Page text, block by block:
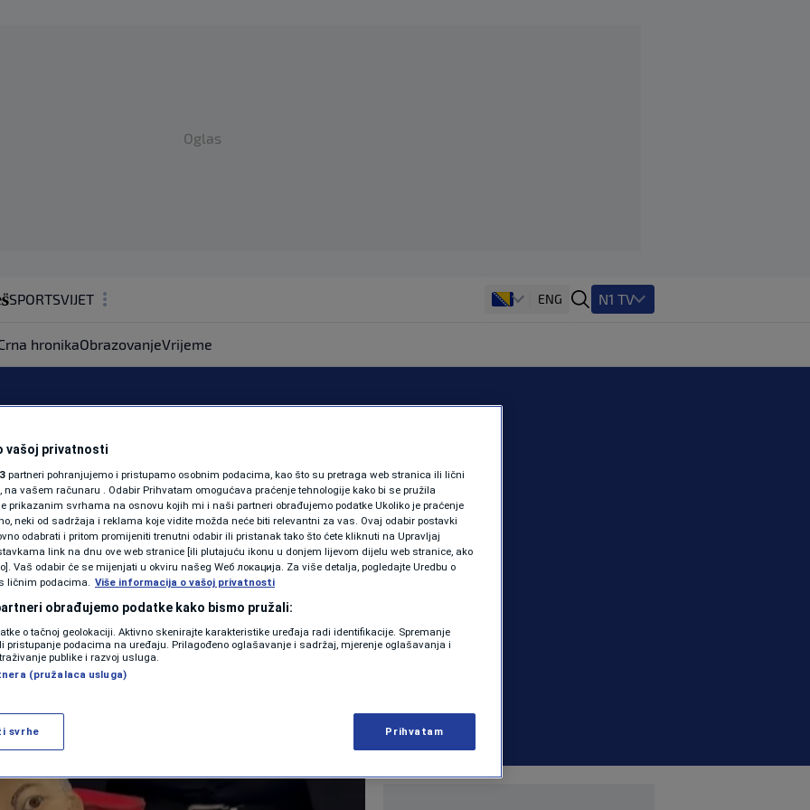
Oglas
SPORTSVIJET
ZDRAVLJE
SHOWBIZ
PODCAST
N1 SPECIJAL
FENOMENI
NEISTRAŽENO
VIRALNO
VIDEO
ENG N1 TV
hronikaObrazovanjeVrijeme
"proslavio" u
Dobio i tortu s
tri prsta
| VIJESTI | 0 komentara
Više
vašoj privatnosti
partneri pohranjujemo i pristupamo osobnim podacima, kao što su pretraga web stranica ili lični
na vašem računaru . Odabir Prihvatam omogućava praćenje tehnologije kako bi se pružila
prikazanim svrhama na osnovu kojih mi i naši partneri obrađujemo podatke Ukoliko je praćenje
neki od sadržaja i reklama koje vidite možda neće biti relevantni za vas. Ovaj odabir postavki
odabrati i pritom promijeniti trenutni odabir ili pristanak tako što ćete kliknuti na Upravljaj
link na dnu ove web stranice [ili plutajuću ikonu u donjem lijevom dijelu web stranice, ako
Vaš odabir će se mijenjati u okviru našeg Wеб локација. Za više detalja, pogledajte Uredbu o
ličnim podacima. Više informacija o vašoj privatnosti
obrađujemo podatke kako bismo pružali:
o tačnoj geolokaciji. Aktivno skenirajte karakteristike uređaja radi identifikacije. Spremanje
pristupanje podacima na uređaju. Prilagođeno oglašavanje i sadržaj, mjerenje oglašavanja i
publike i razvoj usluga.
(pružalaca usluga)
svrhe Prihvatam